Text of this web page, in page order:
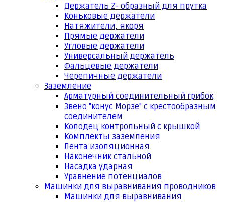
Держатель Z- образный для прутка
Коньковые держатели
Натяжители, якоря
Прямые держатели
Угловые держатели
Универсальный держатель
Фальцевые держатели
Черепичные держатели
Заземление
Арматурный соединительный грибок
Звено "конус Морзе" с крестообразным
соединителем
Колодец контрольный с крышкой
Комплекты заземления
Лента изоляционная
Наконечник стальной
Насадка ударная
Уравнение потенциалов
Машинки для выравнивания проводников
Машинки для выравнивания